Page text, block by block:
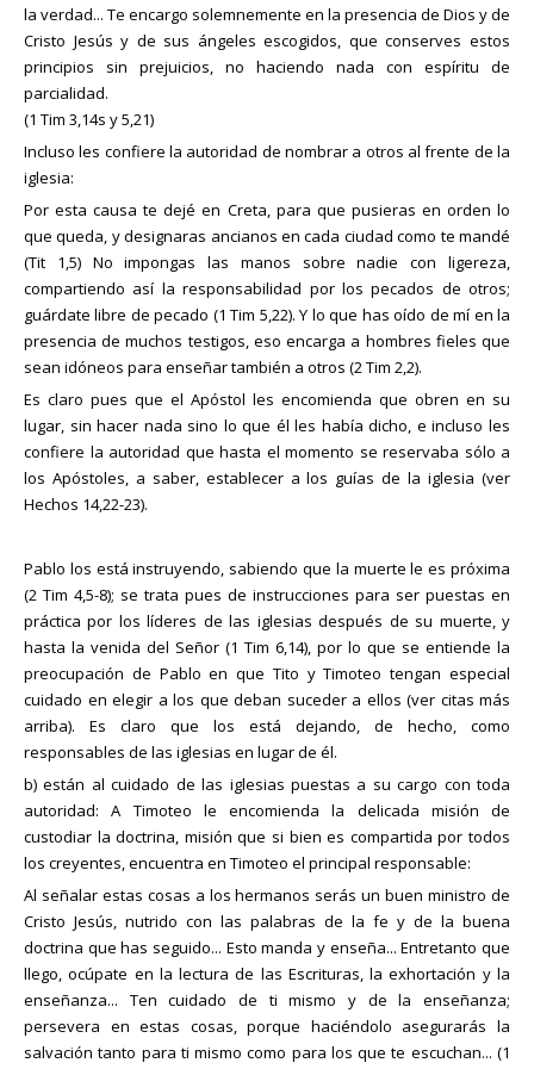
la verdad... Te encargo solemnemente en la presencia de Dios y de
Cristo Jesús y de sus ángeles escogidos, que conserves estos
principios sin prejuicios, no haciendo nada con espíritu de
parcialidad.
(1 Tim 3,14s y 5,21)
Incluso les confiere la autoridad de nombrar a otros al frente de la
iglesia:
Por esta causa te dejé en Creta, para que pusieras en orden lo
que queda, y designaras ancianos en cada ciudad como te mandé
(Tit 1,5) No impongas las manos sobre nadie con ligereza,
compartiendo así la responsabilidad por los pecados de otros;
guárdate libre de pecado (1 Tim 5,22). Y lo que has oído de mí en la
presencia de muchos testigos, eso encarga a hombres fieles que
sean idóneos para enseñar también a otros (2 Tim 2,2).
Es claro pues que el Apóstol les encomienda que obren en su
lugar, sin hacer nada sino lo que él les había dicho, e incluso les
confiere la autoridad que hasta el momento se reservaba sólo a
los Apóstoles, a saber, establecer a los guías de la iglesia (ver
Hechos 14,22-23).
Pablo los está instruyendo, sabiendo que la muerte le es próxima
(2 Tim 4,5-8); se trata pues de instrucciones para ser puestas en
práctica por los líderes de las iglesias después de su muerte, y
hasta la venida del Señor (1 Tim 6,14), por lo que se entiende la
preocupación de Pablo en que Tito y Timoteo tengan especial
cuidado en elegir a los que deban suceder a ellos (ver citas más
arriba). Es claro que los está dejando, de hecho, como
responsables de las iglesias en lugar de él.
b) están al cuidado de las iglesias puestas a su cargo con toda
autoridad: A Timoteo le encomienda la delicada misión de
custodiar la doctrina, misión que si bien es compartida por todos
los creyentes, encuentra en Timoteo el principal responsable:
Al señalar estas cosas a los hermanos serás un buen ministro de
Cristo Jesús, nutrido con las palabras de la fe y de la buena
doctrina que has seguido... Esto manda y enseña... Entretanto que
llego, ocúpate en la lectura de las Escrituras, la exhortación y la
enseñanza... Ten cuidado de ti mismo y de la enseñanza;
persevera en estas cosas, porque haciéndolo asegurarás la
salvación tanto para ti mismo como para los que te escuchan... (1